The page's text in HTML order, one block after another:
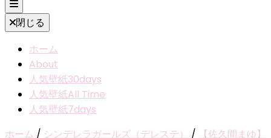
閉じる
ホーム
About
人気壁紙30days
人気壁紙All Time
人気壁紙7days
ホーム / シンデレラガールズ（デレステ） /
【佐久間まゆ】